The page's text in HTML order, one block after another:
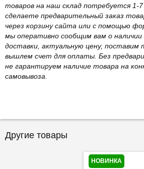
товаров на наш склад потребуется 1-
сделаете предварительный заказ
через корзину сайта или с помощью
мы оперативно сообщим вам о наличии
доставки, актуальную цену, поставим
вышлем счет для оплаты. Без
не гарантируем наличие товара на
самовывоза.
Другие товары
НОВИНКА